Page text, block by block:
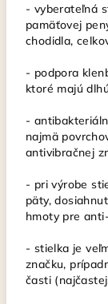
- vyberateľná
pamäťovej
chodidla,
- podpora
ktoré majú
-
najmä
antivibračnej
- pri výrobe
päty,
hmoty pre
- stielka je
značku,
časti